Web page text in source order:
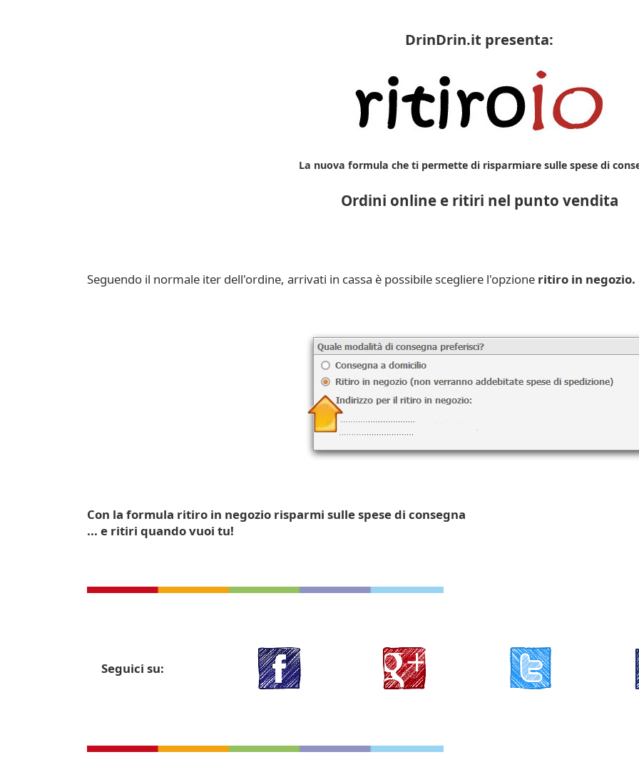
DrinDrin.it presenta:
La nuova formula che ti permette di risparmiare sulle spese di
Ordini online e ritiri nel punto vendita
Seguendo il normale iter dell'ordine, arrivati in cassa è possibile scegliere l'opzione ritiro in negozio.
Con la formula ritiro in negozio risparmi sulle spese di consegna
... e ritiri quando vuoi tu!
Seguici su: